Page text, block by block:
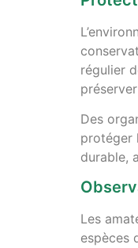
régulier
Des
protéger
durable,
Les
espèces